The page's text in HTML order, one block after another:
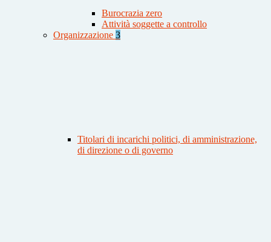
Burocrazia zero
Attività soggette a controllo
Organizzazione 3
Titolari di incarichi politici, di amministrazione,
di direzione o di governo